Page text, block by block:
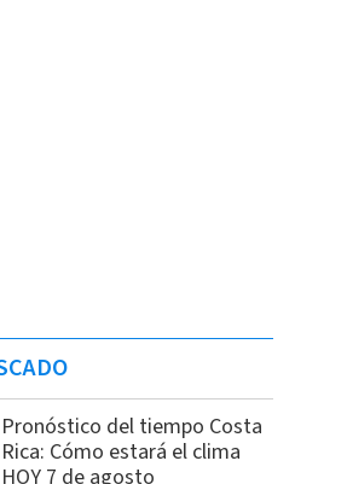
Pronóstico del tiempo Costa
Rica: Cómo estará el clima
HOY 7 de agosto